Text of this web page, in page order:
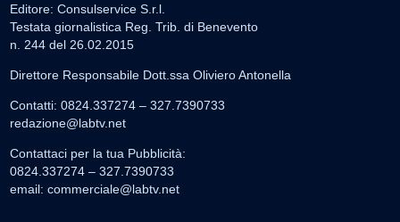
Editore: Consulservice S.r.l.
Testata giornalistica Reg. Trib. di Benevento
n. 244 del 26.02.2015
Direttore Responsabile Dott.ssa Oliviero Antonella
Contatti: 0824.337274 – 327.7390733
redazione@labtv.net
Contattaci per la tua Pubblicità:
0824.337274 – 327.7390733
email: commerciale@labtv.net